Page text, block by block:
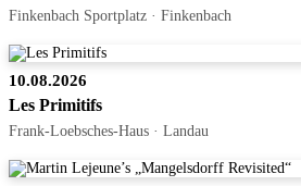
Finkenbach Sportplatz · Finkenbach
10.08.2026
Les Primitifs
Frank-Loebsches-Haus · Landau